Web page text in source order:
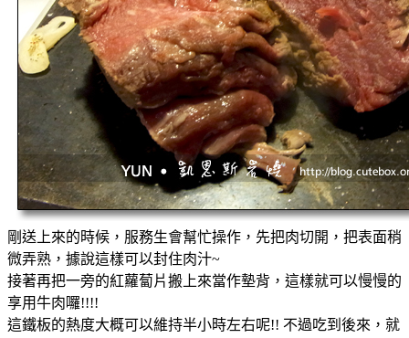
剛送上來的時候，服務生會幫忙操作，先把肉切開，把表面稍
微弄熟，據說這樣可以封住肉汁~
接著再把一旁的紅蘿蔔片搬上來當作墊背，這樣就可以慢慢的
享用牛肉囉!!!!
這鐵板的熱度大概可以維持半小時左右呢!! 不過吃到後來，就